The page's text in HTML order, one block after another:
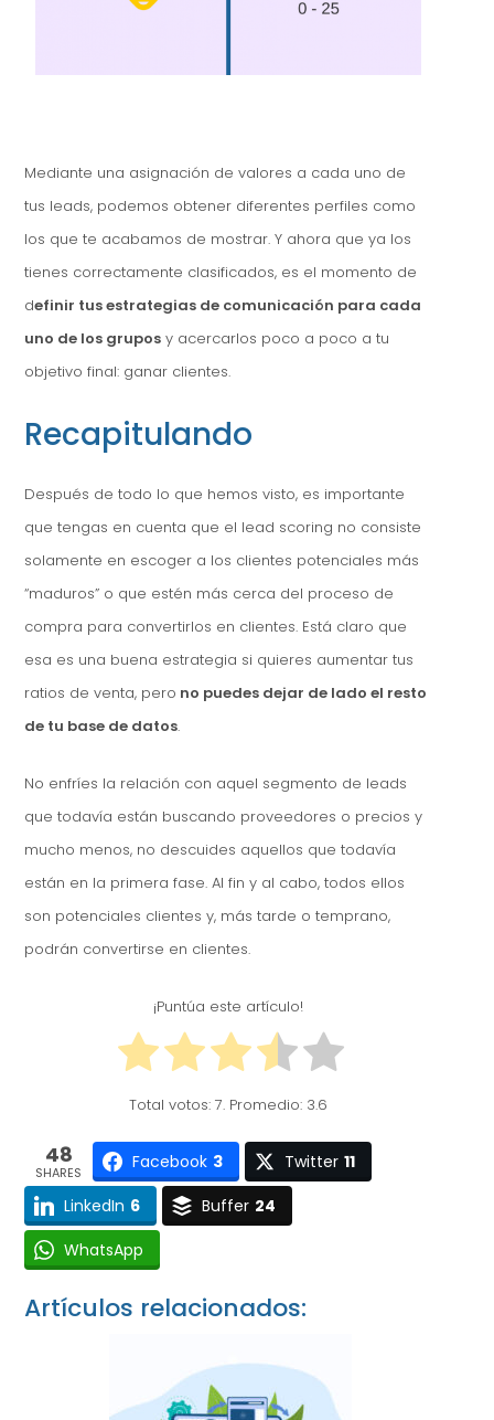
Mediante una asignación de valores a cada uno de
tus leads, podemos obtener diferentes perfiles como
los que te acabamos de mostrar. Y ahora que ya los
tienes correctamente clasificados, es el momento de
definir tus estrategias de comunicación para cada
uno de los grupos y acercarlos poco a poco a tu
objetivo final: ganar clientes.
Recapitulando
Después de todo lo que hemos visto, es importante
que tengas en cuenta que el lead scoring no consiste
solamente en escoger a los clientes potenciales más
“maduros” o que estén más cerca del proceso de
compra para convertirlos en clientes. Está claro que
esa es una buena estrategia si quieres aumentar tus
ratios de venta, pero no puedes dejar de lado el resto
de tu base de datos.
No enfríes la relación con aquel segmento de leads
que todavía están buscando proveedores o precios y
mucho menos, no descuides aquellos que todavía
están en la primera fase. Al fin y al cabo, todos ellos
son potenciales clientes y, más tarde o temprano,
podrán convertirse en clientes.
¡Puntúa este artículo!
Total votos: 7. Promedio: 3.6
48
SHARES Facebook 3 Twitter 11
LinkedIn 6 Buffer 24
WhatsApp
Artículos relacionados: